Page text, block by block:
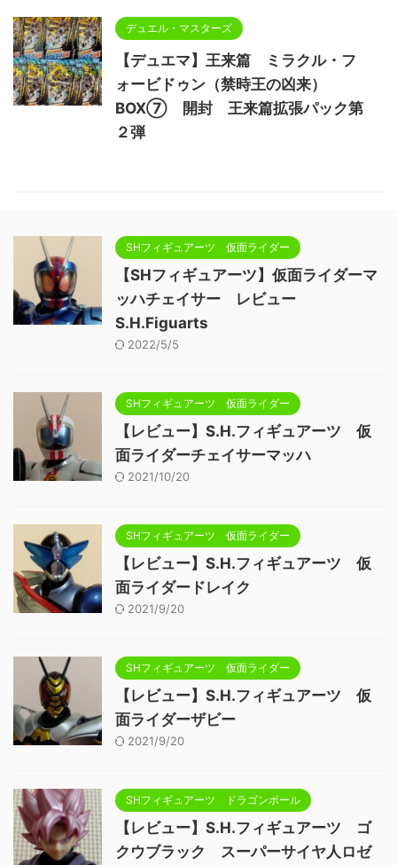
デュエル・マスターズ
【デュエマ】王来篇 ミラクル・フ
ォービドゥン（禁時王の凶来）
BOX⑦ 開封 王来篇拡張パック第
２弾
SHフィギュアーツ 仮面ライダー
【SHフィギュアーツ】仮面ライダーマ
ッハチェイサー レビュー
S.H.Figuarts
2022/5/5
SHフィギュアーツ 仮面ライダー
【レビュー】S.H.フィギュアーツ 仮
面ライダーチェイサーマッハ
2021/10/20
SHフィギュアーツ 仮面ライダー
【レビュー】S.H.フィギュアーツ 仮
面ライダードレイク
2021/9/20
SHフィギュアーツ 仮面ライダー
【レビュー】S.H.フィギュアーツ 仮
面ライダーザビー
2021/9/20
SHフィギュアーツ ドラゴンボール
【レビュー】S.H.フィギュアーツ ゴ
クウブラック スーパーサイヤ人ロゼ